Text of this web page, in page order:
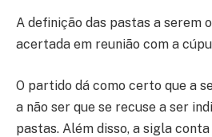
A definição das pastas a serem
acertada em reunião com a
O partido dá como certo que a
a não ser que se recuse a ser
pastas. Além disso, a sigla